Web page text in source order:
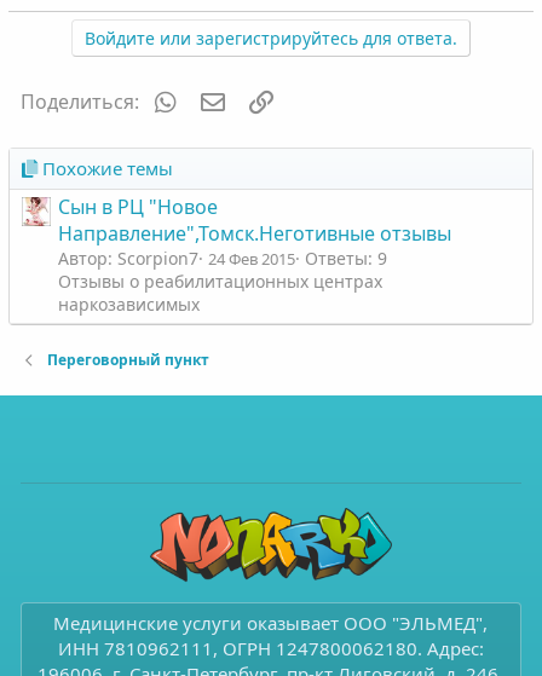
Войдите или зарегистрируйтесь для ответа.
Поделиться: WhatsAppЭлектронная почта
Похожие темы
Сын в РЦ "Новое
Направление",Томск.Неготивные отзывы
Автор: Scorpion7 24 Фев 2015 Ответы: 9
Отзывы о реабилитационных центрах
наркозависимых
Переговорный пункт
Медицинские услуги оказывает ООО "ЭЛЬМЕД",
ИНН 7810962111, ОГРН 1247800062180. Адрес: